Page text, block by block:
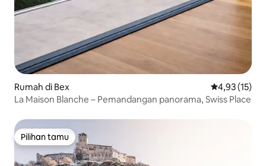
Rumah di Bex Nilai rata-
4,93 (15)
La Maison Blanche – Pemandangan panorama, Swiss Place
Pilihan tamu
Pilihan tamu